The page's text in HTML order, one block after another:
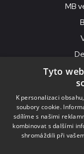
MB
© 2026
MKS Beseda,
IČO: 00091758, DIČ:
Tyto
K personalizaci
soubory cookie.
sdílíme s našimi
kombinovat s dalšími
shromáždili při